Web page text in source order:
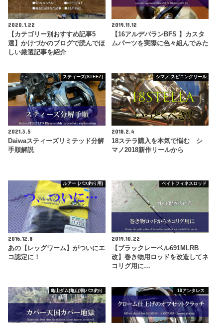
2020.1.22
【カテゴリー別おすすめ記事5
選】かけづかのブログで読んでほ
しい厳選記事を紹介
2019.11.12
【16アルデバランBFS 】カスタ
ムパーツを実際に色々組んでみた
スティーズ(STEEZ)
2021.3.5
Daiwaスティーズリミテッド分解
手順解説
シマノ スピニングリール
2018.2.4
18ステラ購入を本気で悩む シ
マノ2018新作リールから
ルアー (バス釣り用)
2016.12.8
あの【レッグワーム】がついにエ
コ認定に！
ベイトフィネスロッド
2019.10.22
【ブラックレーベル691MLRB
改】巻き物用ロッドを改造してネ
コリグ用に…
亀山ダム(亀山湖)バス釣り 19アンタレス